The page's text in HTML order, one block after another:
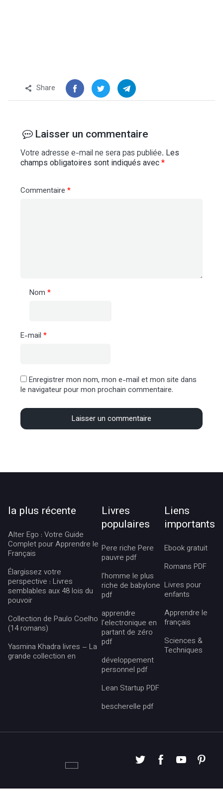
Share
Laisser un commentaire
Votre adresse e-mail ne sera pas publiée. Les
champs obligatoires sont indiqués avec*
Commentaire *
Nom *
E-mail *
Enregistrer mon nom, mon e-mail et mon site dans
le navigateur pour mon prochain commentaire.
la plus récente
Alter Ego : Votre Guide
Complet pour Apprendre le
Français
Élargissez votre
perspective : Livres
semblables aux 48 lois du
pouvoir
Collection de Paulo Coelho
(14 romans)
Yasmina Khadra livres – La
grande collection en
Livres
populaires
Pere riche Pere
pauvre pdf
l’homme le plus
riche de babylone
pdf
apprendre
l’electronique en
partant de zéro
pdf
développement
personnel pdf
Lean Startup PDF
bescherelle pdf
Liens
importants
Ebook gratuit
Romans PDF
Livres pour
enfants
Apprendre le
français
Sciences &
Techniques